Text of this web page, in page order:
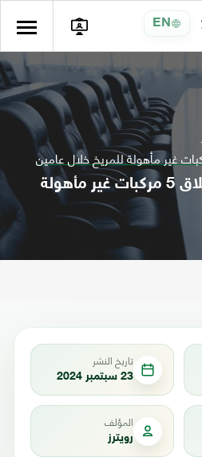
EN
سبيس إكس تعتزم إطلاق 5 مركبات غير مأهولة
تاريخ النشر
23 سبتمبر 2024
المؤلف
رويترز